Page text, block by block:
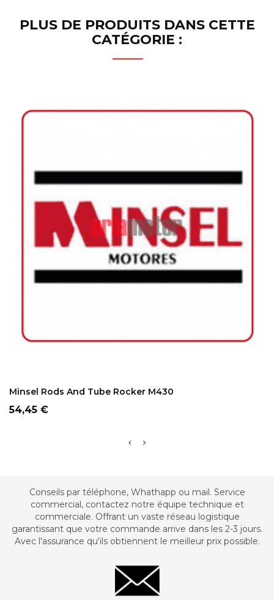
PLUS DE PRODUITS DANS CETTE
CATÉGORIE :
Minsel Rods And Tube Rocker M430
Prix
54,45 €
Conseils par téléphone, Whathapp ou mail. Service
commercial, contactez notre équipe technique et
commerciale. Offrant un vaste réseau logistique
garantissant que votre commande arrive dans les 2-3 jours.
Avec l'assurance qu'ils obtiennent le meilleur prix possible.